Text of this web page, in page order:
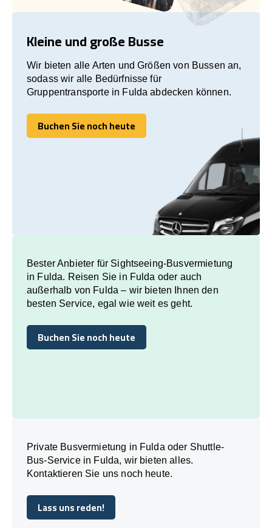
Kleine und große Busse
Wir bieten alle Arten und Größen von Bussen an,
sodass wir alle Bedürfnisse für
Gruppentransporte in Fulda abdecken können.
Buchen Sie noch heute
Buchen Sie noch heute
Bester Anbieter für Sightseeing-Busvermietung
in Fulda. Reisen Sie in Fulda oder auch
außerhalb von Fulda – wir bieten Ihnen den
besten Service, egal wie weit es geht.
Buchen Sie noch heute
Buchen Sie noch heute
Private Busvermietung in Fulda oder Shuttle-
Bus-Service in Fulda, wir bieten alles.
Kontaktieren Sie uns noch heute.
Lass uns reden!
Lass uns reden!